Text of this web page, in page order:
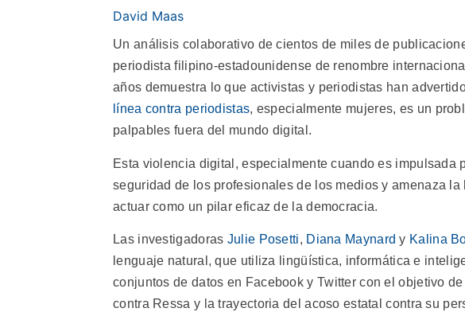
David Maas
Un análisis colaborativo de cientos de miles de
periodista filipino-estadounidense de renombre
años demuestra lo que activistas y periodistas han
línea contra periodistas, especialmente mujeres, es un
palpables fuera del mundo digital.
Esta violencia digital, especialmente cuando es impulsada
seguridad de los profesionales de los medios y amenaza
actuar como un pilar eficaz de la democracia.
Las investigadoras Julie Posetti, Diana Maynard y Kalina
lenguaje natural, que utiliza lingüística, informática e
conjuntos de datos en Facebook y Twitter con el objetivo
contra Ressa y la trayectoria del acoso estatal contra su